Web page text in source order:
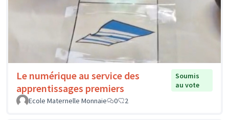
Le numérique au service des
apprentissages premiers
Soumis
au vote
Ecole Maternelle Monnaie
0 2